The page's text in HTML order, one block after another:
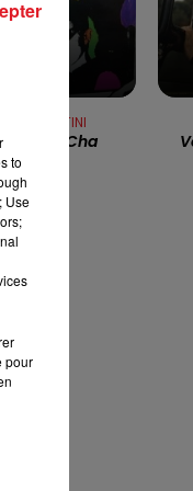
13h00 - 16h00
APRÈS-MIDI QUI
FINZI KONTINI
Cha Cha
to
Use
pour